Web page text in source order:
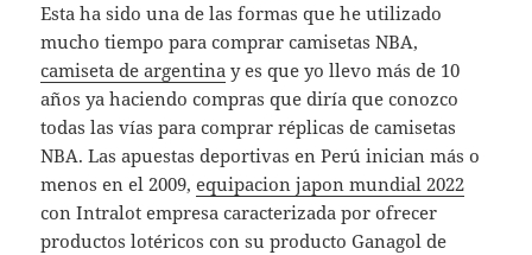
Esta ha sido una de las formas que he utilizado
mucho tiempo para comprar camisetas NBA,
camiseta de argentina y es que yo llevo más de 10
años ya haciendo compras que diría que conozco
todas las vías para comprar réplicas de camisetas
NBA. Las apuestas deportivas en Perú inician más o
menos en el 2009,equipacion japon mundial 2022
con Intralot empresa caracterizada por ofrecer
productos lotéricos con su producto Ganagol de